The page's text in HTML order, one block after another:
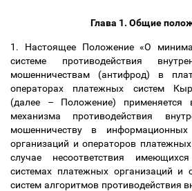
Глава 1. Общие
1. Настоящее Положение «О
системе противодействия
мошенничествам (антифрод) в
операторах платежных систем
(далее – Положение) применяется
механизма противодействия
мошенничеству в
организаций и операторов
случае несоответствия
системах платежных организаций и
систем алгоритмов противодействия